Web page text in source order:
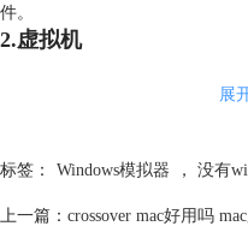
件。
2.虚拟机
展
标签： Windows模拟器 ， 没有
上一篇： crossover mac好用吗